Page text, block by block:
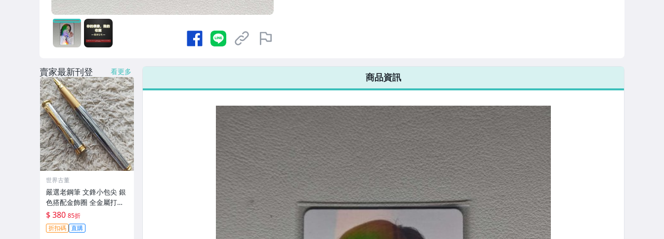
商品資訊
賣家最新刊登 看更多
世界古董
嚴選老鋼筆 文鋒小包尖 銀
色搭配金飾圈 全金屬打造
書寫流順 輕便好握 現貨有
限 時代錦標 收藏推薦 圓潤
飽滿 老鋼筆 圓珠筆頭 筆身
$ 380 85折
折扣碼 直購